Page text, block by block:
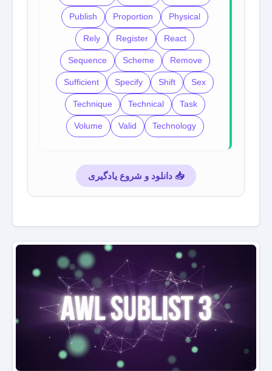
Physical
Proportion
Publish
React
Register
Rely
Remove
Scheme
Sequence
Sex
Shift
Specify
Sufficient
Task
Technical
Technique
Technology
Valid
Volume
📥 دانلود و شروع یادگیری